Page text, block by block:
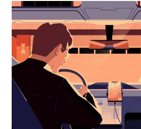
календарю
выбрать
дату.
Чтобы
закрыть
календарь,
нажмите
Esc.